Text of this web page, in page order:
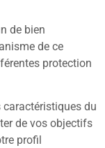
de bien
de ce
protection
caractéristiques du
de vos objectifs
profil